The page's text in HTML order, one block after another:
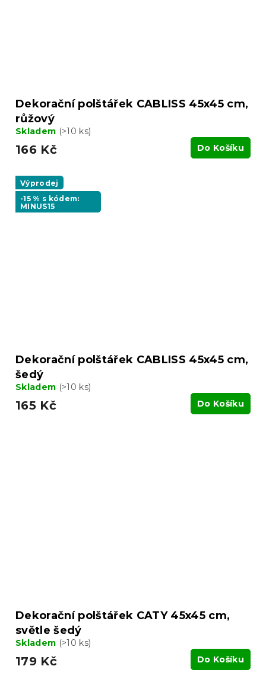
Dekorační polštářek CABLISS 45x45 cm,
růžový
Skladem (>10 ks)
166 Kč Do Košíku
Výprodej
-15 % s kódem:
MINUS15
Dekorační polštářek CABLISS 45x45 cm,
šedý
Skladem (>10 ks)
165 Kč Do Košíku
Dekorační polštářek CATY 45x45 cm,
světle šedý
Skladem (>10 ks)
179 Kč Do Košíku